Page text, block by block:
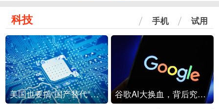
科技 手机 试用
美国也要搞“国产替代”？先算清三笔账 谷歌AI大换血，背后究竟发生了什么？